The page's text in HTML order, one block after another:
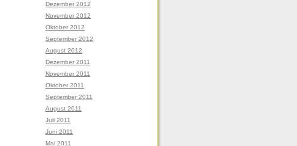
Dezember 2012
November 2012
Oktober 2012
September 2012
August 2012
Dezember 2011
November 2011
Oktober 2011
September 2011
August 2011
Juli 2011
Juni 2011
Mai 2011